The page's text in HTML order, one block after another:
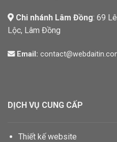
Chi nhánh Lâm Đồng: 69
Lộc, Lâm Đồng
Email:
DỊCH VỤ CUNG CẤP
Thiết kế website